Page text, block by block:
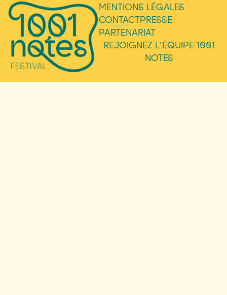
MENTIONS LÉGALES
CONTACTPRESSE
PARTENARIAT
REJOIGNEZ L’ÉQUIPE 1001
NOTES